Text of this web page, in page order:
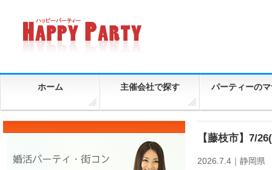
ホーム 主催会社で探す パーティーの
【藤枝市】7/
2026.7.4｜ 静岡県